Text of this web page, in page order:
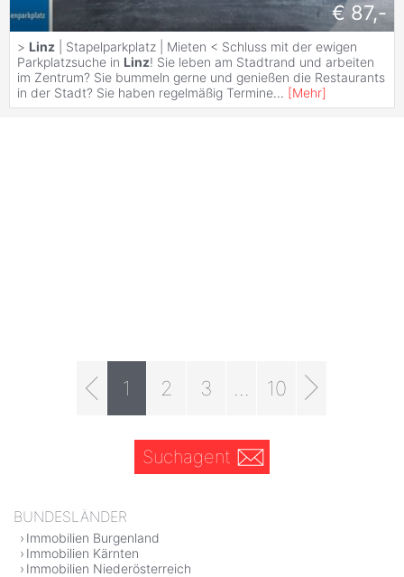
€ 87,-
> Linz | Stapelparkplatz | Mieten < Schluss mit der ewigen
Parkplatzsuche in Linz! Sie leben am Stadtrand und arbeiten
im Zentrum? Sie bummeln gerne und genießen die Restaurants
in der Stadt? Sie haben regelmäßig Termine... [Mehr]
1 2 3 10
Suchagent
BUNDESLÄNDER
Immobilien Burgenland
Immobilien Kärnten
Immobilien Niederösterreich